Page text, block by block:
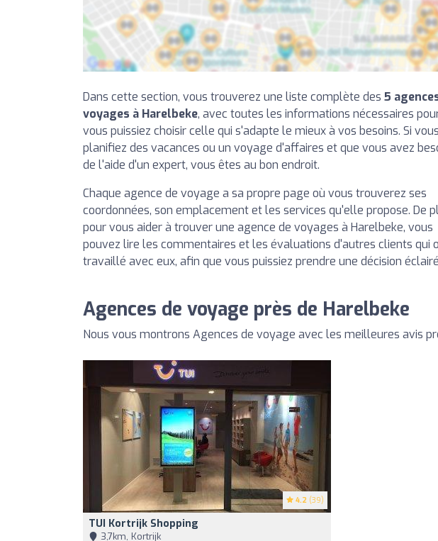
Dans cette section, vous trouverez une liste complète des 5
voyages à Harelbeke, avec toutes les informations nécessaires
vous puissiez choisir celle qui s'adapte le mieux à vos besoins. Si vous
planifiez des vacances ou un voyage d'affaires et que vous avez
de l'aide d'un expert, vous êtes au bon endroit.
Chaque agence de voyage a sa propre page où vous trouverez ses
coordonnées, son emplacement et les services qu'elle propose. De
pour vous aider à trouver une agence de voyages à Harelbeke, vous
pouvez lire les commentaires et les évaluations d'autres clients qui
travaillé avec eux, afin que vous puissiez prendre une décision
Agences de voyage près de Harelbeke
Nous vous montrons Agences de voyage avec les meilleures avis
4.2 (39)
TUI Kortrijk Shopping
3,7km, Kortrijk